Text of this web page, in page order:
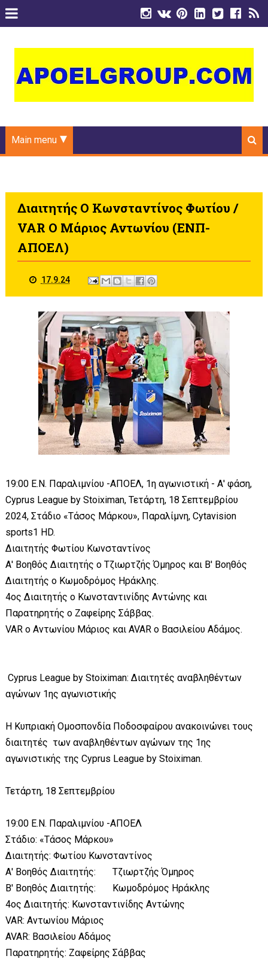
Main menu
Διαιτητής Ο Κωνσταντίνος Φωτίου /
VAR Ο Μάριος Αντωνίου (ΕΝΠ-
ΑΠΟΕΛ)
17.9.24
19:00 Ε.Ν. Παραλιμνίου -ΑΠΟΕΛ, 1η αγωνιστική - Α' φάση,
Cyprus League by Stoiximan, Τετάρτη, 18 Σεπτεμβρίου
2024, Στάδιο «Τάσος Μάρκου», Παραλίμνη, Cytavision
sports1 HD.
Διαιτητής Φωτίου Κωνσταντίνος
Α' Βοηθός Διαιτητής o Τζιωρτζής Όμηρος και Β' Βοηθός
Διαιτητής ο Κωμοδρόμος Ηράκλης.
4ος Διαιτητής ο Κωνσταντινίδης Αντώνης και
Παρατηρητής ο Ζαφείρης Σάββας.
VAR ο Αντωνίου Μάριος και AVAR ο Βασιλείου Αδάμος.
Cyprus League by Stoiximan: Διαιτητές αναβληθέντων
αγώνων 1ης αγωνιστικής
Η Κυπριακή Ομοσπονδία Ποδοσφαίρου ανακοινώνει τους
διαιτητές των αναβληθέντων αγώνων της 1ης
αγωνιστικής της Cyprus League by Stoiximan.
Τετάρτη, 18 Σεπτεμβρίου
19:00 Ε.Ν. Παραλιμνίου -ΑΠΟΕΛ
Στάδιο: «Τάσος Μάρκου»
Διαιτητής: Φωτίου Κωνσταντίνος
Α' Βοηθός Διαιτητής: Τζιωρτζής Όμηρος
Β' Βοηθός Διαιτητής: Κωμοδρόμος Ηράκλης
4ος Διαιτητής: Κωνσταντινίδης Αντώνης
VAR: Αντωνίου Μάριος
AVAR: Βασιλείου Αδάμος
Παρατηρητής: Ζαφείρης Σάββας